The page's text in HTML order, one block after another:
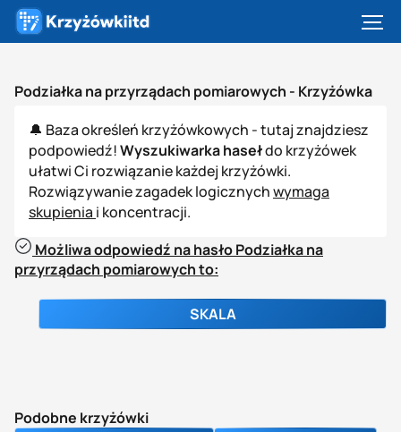
Podziałka na przyrządach pomiarowych - Krzyżówka
🔔 Baza określeń krzyżówkowych - tutaj znajdziesz
podpowiedź!Wyszukiwarka hasełdo krzyżówek
ułatwi Ci rozwiązanie każdej krzyżówki.
Rozwiązywanie zagadek logicznychwymaga
skupienia i koncentracji.
Możliwa odpowiedź na hasło Podziałka na
przyrządach pomiarowych to:
SKALA
Podobne krzyżówki